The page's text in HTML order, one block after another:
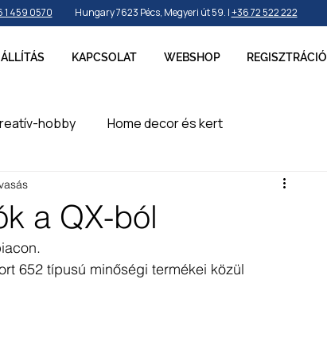
1 459 0570 Hungary 7623 Pécs, Megyeri út 59. |+36 72 522 222
KAPCSOLAT WEBSHOP REGISZTRÁCIÓ
hobby Home decor és kert
és alkalmak
a QX-ból
652 típusú minőségi termékei közül